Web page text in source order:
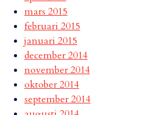
mars 2015
februari 2015
januari 2015
december 2014
november 2014
oktober 2014
september 2014